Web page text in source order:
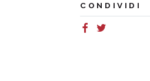
CONDIVIDI